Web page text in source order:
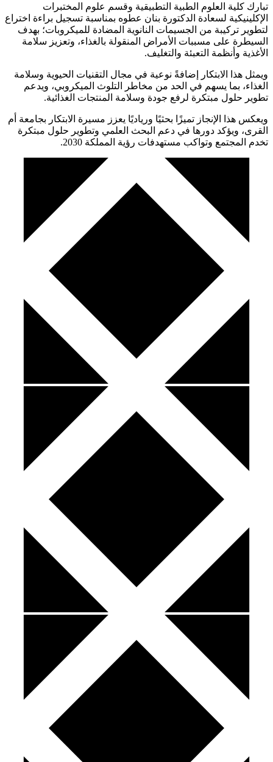
تبارك كلية العلوم الطبية التطبيقية وقسم علوم المختبرات
الإكلينيكية لسعادة الدكتورة بنان عطوه بمناسبة تسجيل براءة اختراع
لتطوير تركيبة من الجسيمات النانوية المضادة للميكروبات؛ بهدف
السيطرة على مسببات الأمراض المنقولة بالغذاء، وتعزيز سلامة
الأغذية وأنظمة التعبئة والتغليف.
ويمثل هذا الابتكار إضافةً نوعية في مجال التقنيات الحيوية وسلامة
الغذاء، بما يسهم في الحد من مخاطر التلوث الميكروبي، ويدعم
تطوير حلول مبتكرة لرفع جودة وسلامة المنتجات الغذائية.
ويعكس هذا الإنجاز تميزًا بحثيًا ورياديًا يعزز مسيرة الابتكار بجامعة أم
القرى، ويؤكد دورها في دعم البحث العلمي وتطوير حلول مبتكرة
تخدم المجتمع وتواكب مستهدفات رؤية المملكة 2030.